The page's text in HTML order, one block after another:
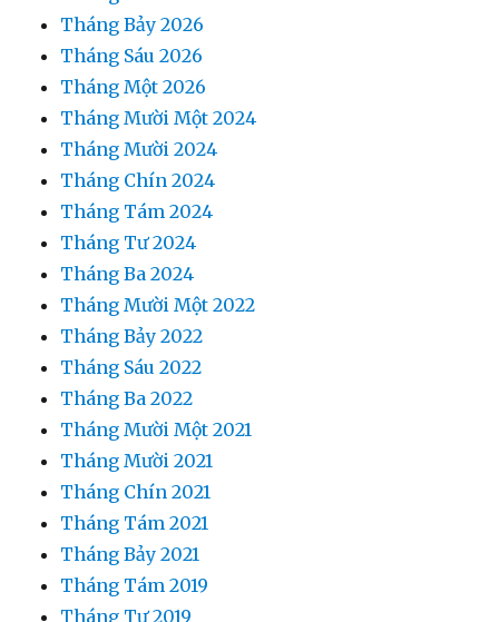
Tháng Bảy 2026
Tháng Sáu 2026
Tháng Một 2026
Tháng Mười Một 2024
Tháng Mười 2024
Tháng Chín 2024
Tháng Tám 2024
Tháng Tư 2024
Tháng Ba 2024
Tháng Mười Một 2022
Tháng Bảy 2022
Tháng Sáu 2022
Tháng Ba 2022
Tháng Mười Một 2021
Tháng Mười 2021
Tháng Chín 2021
Tháng Tám 2021
Tháng Bảy 2021
Tháng Tám 2019
Tháng Tư 2019